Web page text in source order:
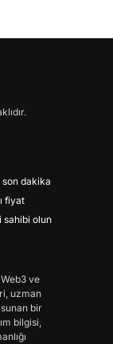
son dakika
fiyat
sahibi olun
ve
uzman
bir
bilgisi,